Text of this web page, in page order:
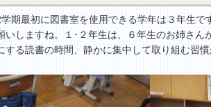
最初に図書室を使用できる学年は３年生で
しますね。１･２年生は、６年生のお姉さん
る読書の時間、静かに集中して取り組む習慣